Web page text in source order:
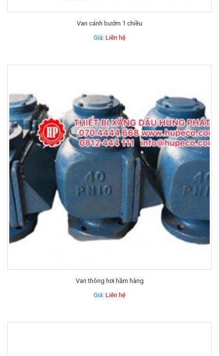
Van cánh bướm 1 chiều
Giá: Liên hệ
Van thông hơi hầm hàng
Giá: Liên hệ